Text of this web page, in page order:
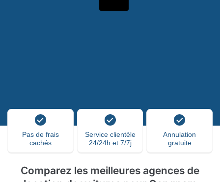
Pas de frais
cachés
Service clientèle
24/24h et 7/7j
Annulation
gratuite
Comparez les meilleures agences de